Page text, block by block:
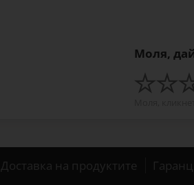
Моля,
Доставка на продуктите